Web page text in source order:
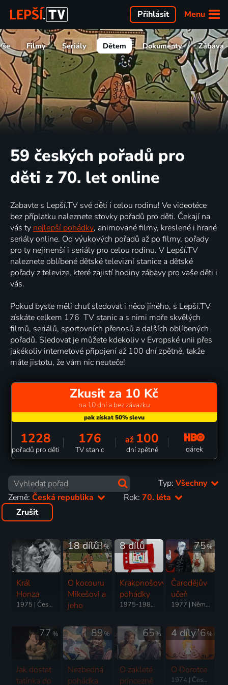
Menu
Přihlásit
Filmy Seriály Dětem Dokumenty Zábava
59 českých pořadů pro
děti z 70. let online
Zabavte s Lepší.TV své děti i celou rodinu! Ve videotéce
bez příplatku naleznete stovky pořadů pro děti. Čekají na
vás ty nejlepší pohádky, animované filmy, kreslené i hrané
seriály online. Od výukových pořadů až po filmy, pořady
pro ty nejmenší i seriály pro celou rodinu. V Lepší.TV
naleznete oblíbené dětské televizní stanice a dětské
pořady z televize, které zajistí hodiny zábavy pro vaše děti i
vás.
Pokud byste měli chuť sledovat i něco jiného, s Lepší.TV
získáte celkem 176 TV stanic a s nimi moře skvělých
filmů, seriálů, sportovních přenosů a dalších oblíbených
pořadů. Sledovat je můžete kdekoliv v Evropské unii přes
jakékoliv internetové připojení až 100 dní zpětně, takže
máte jistotu, že vám nic neuteče!
Zkusit za 10 Kč
na 10 dní a bez závazku
1228
pořadů pro děti
176
TV stanic
až 100
dní zpětně dárek
Typ: Všechny
Země: Česká republika Rok:70. léta
Zrušit
Král
Honza
1975 | Československo | Pohádka
73%
18 dílů
O kocouru
Mikešovi a
jeho
1971 | Československo | Animovaný, Komedie, Pohádka
8 dílů
Krakonošovy
pohádky
1975-1983 | Německo, Československo | Animovaný, Rodinný, Loutkový, Pohádka
75%
Čarodějův
učeň
1977 | Německo, Československo | Fantasy, Animovaný
77 %
Jak dostat
tatínka do
89%
Nezbedná
pohádka
65%
O zakleté
princezně
76%
4 díly
O Dorotce
1974 | Československo | Animovaný, Pohádka